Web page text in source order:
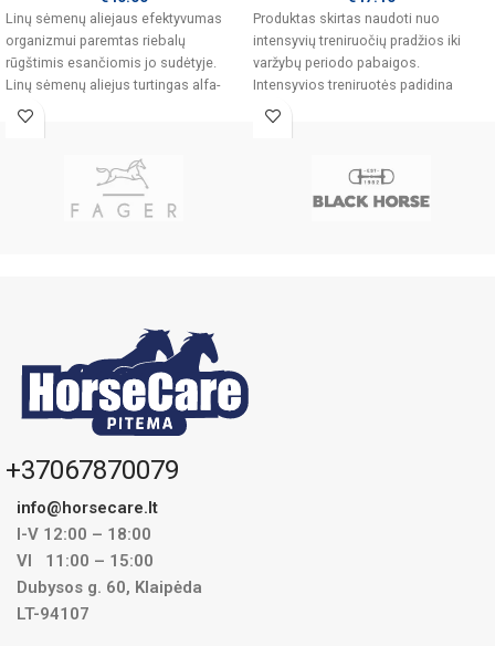
Linų sėmenų aliejaus efektyvumas
organizmui paremtas riebalų
rūgštimis esančiomis jo sudėtyje.
Linų sėmenų aliejus turtingas alfa-
linoleninių rūgščių (omega-3).
Produktas skirtas naudoti nuo
intensyvių treniruočių pradžios iki
varžybų periodo pabaigos.
Intensyvios treniruotės padidina
baltymų poreikį ( amino rūgštys),
+37067870079
info@horsecare.lt
I-V 12:00 – 18:00
VI 11:00 – 15:00
Dubysos g. 60, Klaipėda
LT-94107